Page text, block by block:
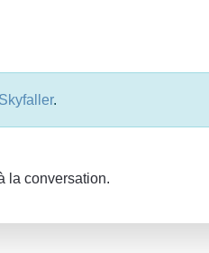
Skyfaller.
la conversation.